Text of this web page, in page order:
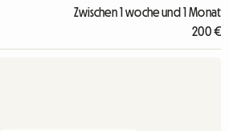
Zwischen 1 woche und 1 Monat
200 €